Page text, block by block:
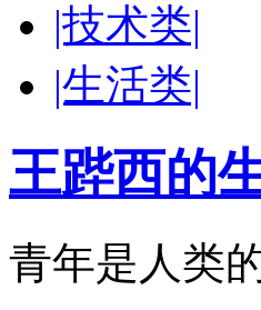
|技术类|
|生活类|
王跸西的
青年是人类